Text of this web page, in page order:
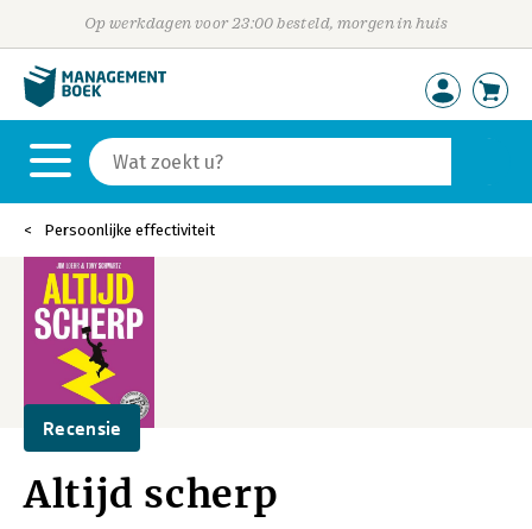
Op werkdagen voor 23:00 besteld, morgen in huis
Persoonlijke effectiviteit
Recensie
Altijd scherp